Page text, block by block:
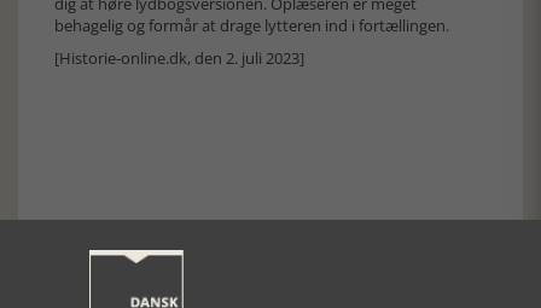
behagelig og formår at drage lytteren ind i fortællingen.
[Historie-online.dk, den 2. juli 2023]